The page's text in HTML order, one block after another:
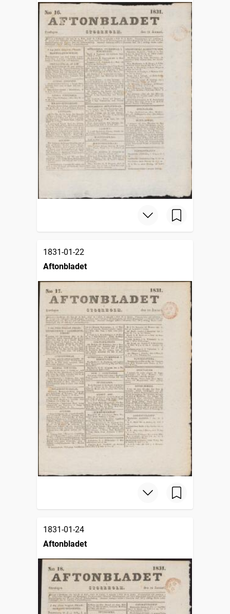
1831-01-22
Aftonbladet
1831-01-24
Aftonbladet